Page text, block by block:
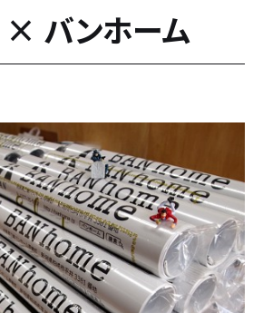
ンス
バンホーム